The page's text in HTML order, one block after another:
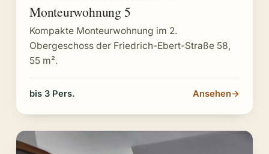
Monteurwohnung 5
Kompakte Monteurwohnung im 2.
Obergeschoss der Friedrich-Ebert-Straße 58,
55 m².
bis 3 Pers. Ansehen→